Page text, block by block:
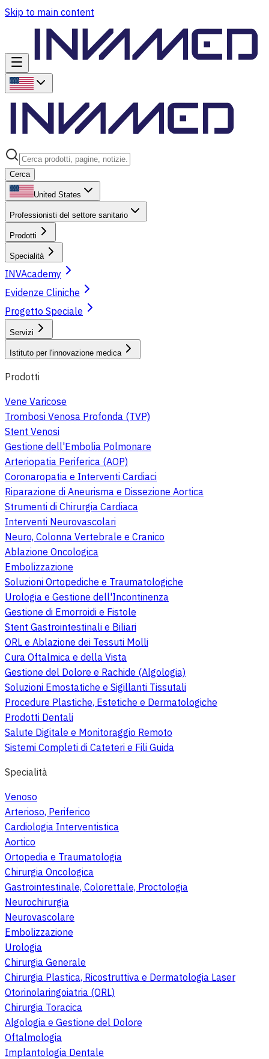
Skip to main content
Cerca
United States
Professionisti del settore sanitario
Prodotti
Specialità
INVAcademy
Evidenze Cliniche
Progetto Speciale
Servizi
Istituto per l'innovazione medica
Prodotti
Vene Varicose
Trombosi Venosa Profonda (TVP)
Stent Venosi
Gestione dell'Embolia Polmonare
Arteriopatia Periferica (AOP)
Coronaropatia e Interventi Cardiaci
Riparazione di Aneurisma e Dissezione Aortica
Strumenti di Chirurgia Cardiaca
Interventi Neurovascolari
Neuro, Colonna Vertebrale e Cranico
Ablazione Oncologica
Embolizzazione
Soluzioni Ortopediche e Traumatologiche
Urologia e Gestione dell'Incontinenza
Gestione di Emorroidi e Fistole
Stent Gastrointestinali e Biliari
ORL e Ablazione dei Tessuti Molli
Cura Oftalmica e della Vista
Gestione del Dolore e Rachide (Algologia)
Soluzioni Emostatiche e Sigillanti Tissutali
Procedure Plastiche, Estetiche e Dermatologiche
Prodotti Dentali
Salute Digitale e Monitoraggio Remoto
Sistemi Completi di Cateteri e Fili Guida
Specialità
Venoso
Arterioso, Periferico
Cardiologia Interventistica
Aortico
Ortopedia e Traumatologia
Chirurgia Oncologica
Gastrointestinale, Colorettale, Proctologia
Neurochirurgia
Neurovascolare
Embolizzazione
Urologia
Chirurgia Generale
Chirurgia Plastica, Ricostruttiva e Dermatologia Laser
Otorinolaringoiatria (ORL)
Chirurgia Toracica
Algologia e Gestione del Dolore
Oftalmologia
Implantologia Dentale